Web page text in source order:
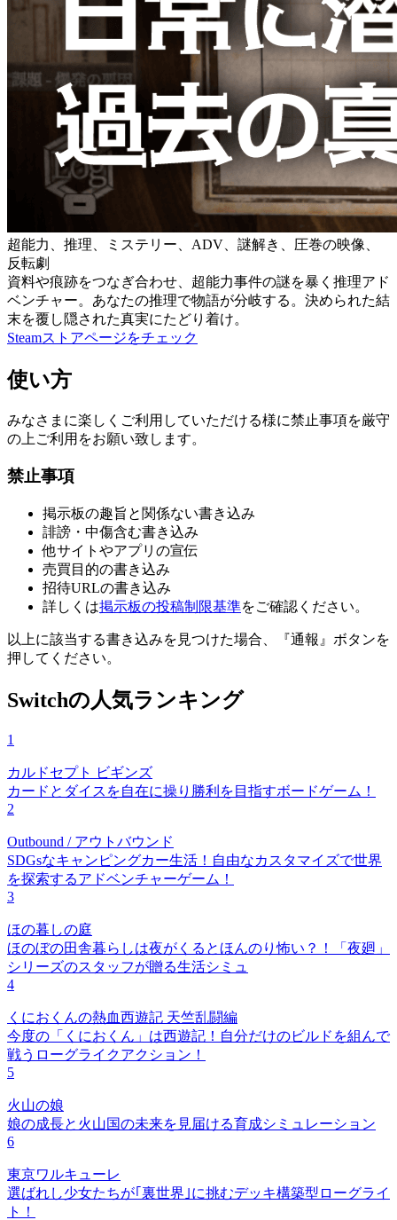
超能力、推理、ミステリー、ADV、謎解き、圧巻の映像、
反転劇
資料や痕跡をつなぎ合わせ、超能力事件の謎を暴く推理アド
ベンチャー。あなたの推理で物語が分岐する。決められた結
末を覆し隠された真実にたどり着け。
Steamストアページをチェック
使い方
みなさまに楽しくご利用していただける様に禁止事項を厳守
の上ご利用をお願い致します。
禁止事項
掲示板の趣旨と関係ない書き込み
誹謗・中傷含む書き込み
他サイトやアプリの宣伝
売買目的の書き込み
招待URLの書き込み
詳しくは掲示板の投稿制限基準をご確認ください。
以上に該当する書き込みを見つけた場合、
『通報』ボタンを
押してください。
Switchの人気ランキング
1
カルドセプト ビギンズ
カードとダイスを自在に操り勝利を目指すボードゲーム！
2
Outbound / アウトバウンド
SDGsなキャンピングカー生活！自由なカスタマイズで世界
を探索するアドベンチャーゲーム！
3
ほの暮しの庭
ほのぼの田舎暮らしは夜がくるとほんのり怖い？！「夜廻」
シリーズのスタッフが贈る生活シミュ
4
くにおくんの熱血西遊記 天竺乱闘編
今度の「くにおくん」は西遊記！自分だけのビルドを組んで
戦うローグライクアクション！
5
火山の娘
娘の成長と火山国の未来を見届ける育成シミュレーション
6
東京ワルキューレ
選ばれし少女たちが｢裏世界｣に挑むデッキ構築型ローグライ
ト！